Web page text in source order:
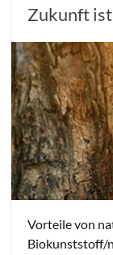
Zukunft ist
Vorteile von
Biokunststoff/